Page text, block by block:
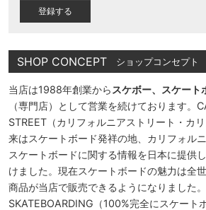
SHOP CONCEPT ショップコンセプト
当店は1988年創業から スケボー、スケート
（専門店）として営業を続けております。
STREET（カリフォルニアストリート・カ
来はスケートボード発祥の地、カリフォル
スケートボードに関する情報を日本に提供
けました。現在スケートボードの魅力は全
商品が当店で販売できるようになりました
SKATEBOARDING（100%完全にスケート